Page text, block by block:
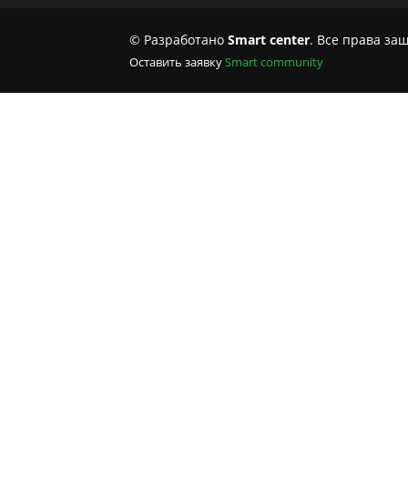
© Разработано Smart center. Все права
Оставить заявкуSmart community